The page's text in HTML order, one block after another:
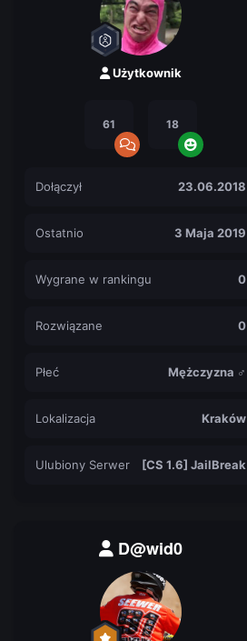
Użytkownik
61 18
Dołączył 23.06.2018
Ostatnio 3 Maja 2019
Wygrane w rankingu 0
Rozwiązane 0
Płeć Mężczyzna ♂
Lokalizacja Kraków
Ulubiony Serwer [CS 1.6] JailBreak
D@wid0